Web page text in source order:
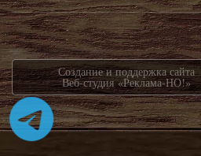
Создание и поддержка сайта
Веб-студия «Реклама-НО!»